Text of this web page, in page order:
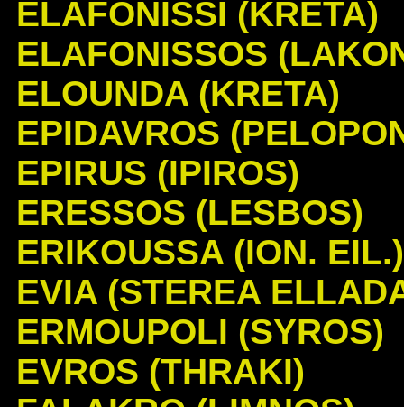
ELAFONISSI (KRETA)
ELAFONISSOS
ELOUNDA (KRETA)
EPIDAVROS
EPIRUS (IPIROS)
ERESSOS (LESBOS)
ERIKOUSSA (ION. EIL.)
EVIA (STEREA
ERMOUPOLI (SYROS)
EVROS (THRAKI)